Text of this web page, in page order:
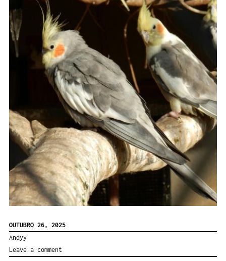
OUTUBRO 26, 2025
Andyy
Leave a comment